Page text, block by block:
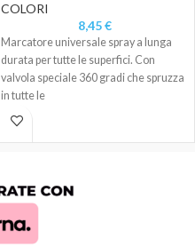
COLORI
8,45€
Marcatore universale spray a lunga
durata per tutte le superfici. Con
valvola speciale 360 gradi che spruzza
in tutte le